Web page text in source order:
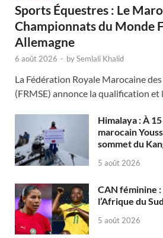
Sports Équestres : Le
Championnats du Monde
Allemagne
6 août 2026 - bySemlali Khalid
La Fédération Royale Marocaine
(FRMSE) annonce la qualification
Himalaya : À
marocain
sommet du
5 août 2026
CAN féminine
l’Afrique du
5 août 2026